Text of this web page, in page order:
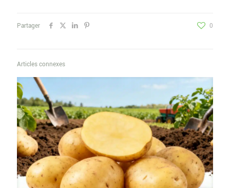
Partager 0
Articles connexes